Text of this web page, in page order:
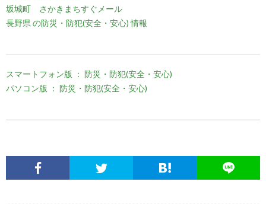
坂城町 さかきまちすぐメール
長野県 の防災・防犯(安全・安心) 情報
スマートフォン版 ： 防災・防犯(安全・安心)
パソコン版 ： 防災・防犯(安全・安心)